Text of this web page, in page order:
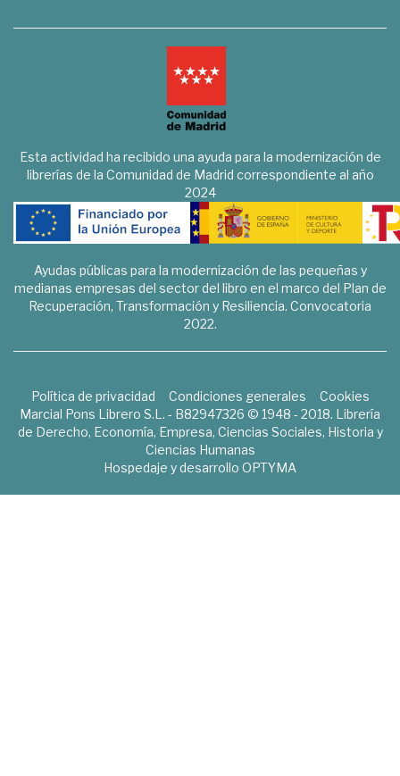
Esta actividad ha recibido una ayuda para la modernización de
librerías de la Comunidad de Madrid correspondiente al año
2024
Ayudas públicas para la modernización de las pequeñas y
medianas empresas del sector del libro en el marco del Plan de
Recuperación, Transformación y Resiliencia. Convocatoria
2022.
Política de privacidad Condiciones generales
Cookies
Marcial Pons Librero S.L. - B82947326 © 1948 - 2018. Librería
de Derecho, Economía, Empresa, Ciencias Sociales, Historia y
Ciencias Humanas
Hospedaje y desarrollo OPTYMA